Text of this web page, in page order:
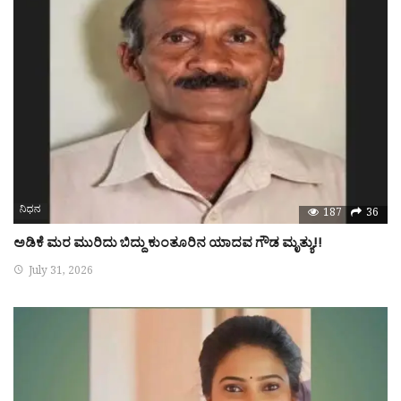
ನಿಧನ 187 36
ಅಡಿಕೆ ಮರ ಮುರಿದು ಬಿದ್ದು ಕುಂತೂರಿನ ಯಾದವ ಗೌಡ ಮೃತ್ಯು!!
July 31, 2026